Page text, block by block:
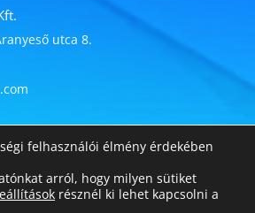
utca 8.
felhasználói élmény érdekében
arról, hogy milyen sütiket
résznél ki lehet kapcsolni a